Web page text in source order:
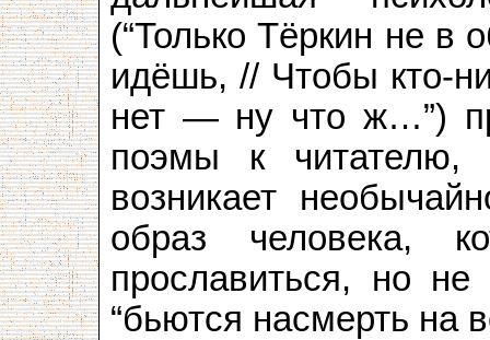
(“Только Тёркин не в
идёшь, // Чтобы кто-
нет — ну что ж…”)
поэмы к читателю,
возникает
образ человека,
прославиться, но
“бьются насмерть на